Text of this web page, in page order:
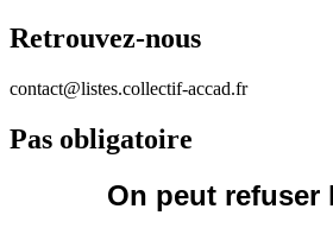
Retrouvez-nous
contact@listes.collectif-accad.fr
Pas obligatoire
On peut refuser